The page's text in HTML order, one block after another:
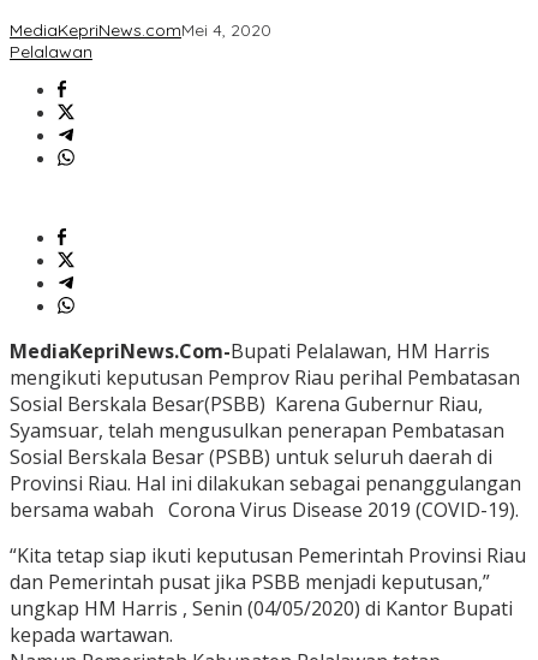
MediaKepriNews.comMei 4, 2020
Pelalawan
MediaKepriNews.Com-Bupati Pelalawan, HM Harris
mengikuti keputusan Pemprov Riau perihal Pembatasan
Sosial Berskala Besar(PSBB) Karena Gubernur Riau,
Syamsuar, telah mengusulkan penerapan Pembatasan
Sosial Berskala Besar (PSBB) untuk seluruh daerah di
Provinsi Riau. Hal ini dilakukan sebagai penanggulangan
bersama wabah Corona Virus Disease 2019 (COVID-19).
“Kita tetap siap ikuti keputusan Pemerintah Provinsi Riau
dan Pemerintah pusat jika PSBB menjadi keputusan,”
ungkap HM Harris , Senin (04/05/2020) di Kantor Bupati
kepada wartawan.